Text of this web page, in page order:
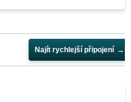
Najít rychlejší připojení